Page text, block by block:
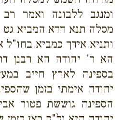
ומנגב ללבונה ואמר
מסלה תנא חדא המביא גט
ותניא אידך כמביא
הא ר' יהודה הא רבנן
בספינה לארץ חייב
יהודה אימתי בזמן
הספינה גוששת פטור